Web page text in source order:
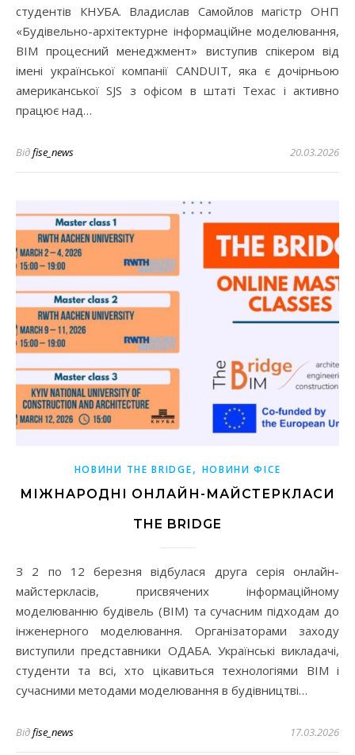
студентів КНУБА. Владислав Самойлов магістр ОНП
«Будівельно-архітектурне інформаційне моделювання,
ВІМ процесний менеджмент» виступив спікером від
імені української компанії CANDUIT, яка є дочірньою
американської SJS з офісом в штаті Техас і активно
працює над…
Відfise_news 20.03.2026
НОВИНИ THE BRIDGE, НОВИНИ ФІСЕ
МІЖНАРОДНІ ОНЛАЙН-МАЙСТЕРКЛАСИ
THE BRIDGE
З 2 по 12 березня відбулася друга серія онлайн-
майстеркласів, присвячених інформаційному
моделюванню будівель (BIM) та сучасним підходам до
інженерного моделювання. Організаторами заходу
виступили представники ОДАБА. Українські викладачі,
студенти та всі, хто цікавиться технологіями BIM і
сучасними методами моделювання в будівництві…
Відfise_news 17.03.2026